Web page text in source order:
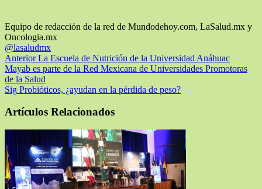
Equipo de redacción de la red de Mundodehoy.com, LaSalud.mx y
Oncologia.mx
@lasaludmx
AnteriorLa Escuela de Nutrición de la Universidad Anáhuac
Mayab es parte de la Red Mexicana de Universidades Promotoras
de la Salud
Sig Probióticos, ¿ayudan en la pérdida de peso?
Artículos Relacionados